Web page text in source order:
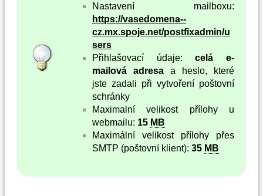
Nastavení mailboxu:
https://vasedomena--
cz.mx.spoje.net/postfixadmin/u
sers
Přihlašovací údaje:celá e-
mailová adresa a heslo, které
jste zadali při vytvoření poštovní
schránky
Maximalní velikost přílohy u
webmailu: 15 MB
Maximální velikost přílohy přes
SMTP (poštovní klient):35 MB